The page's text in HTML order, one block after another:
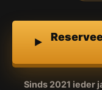
Sinds 2021 ieder